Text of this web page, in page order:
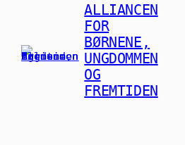
ALLIANCEN
FOR
BØRNENE,
UNGDOMMEN
OG
FREMTIDEN